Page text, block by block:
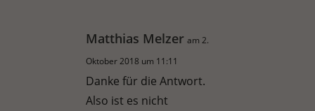
Matthias Melzer am 2.
Oktober 2018 um 11:11
Danke für die Antwort.
Also ist es nicht